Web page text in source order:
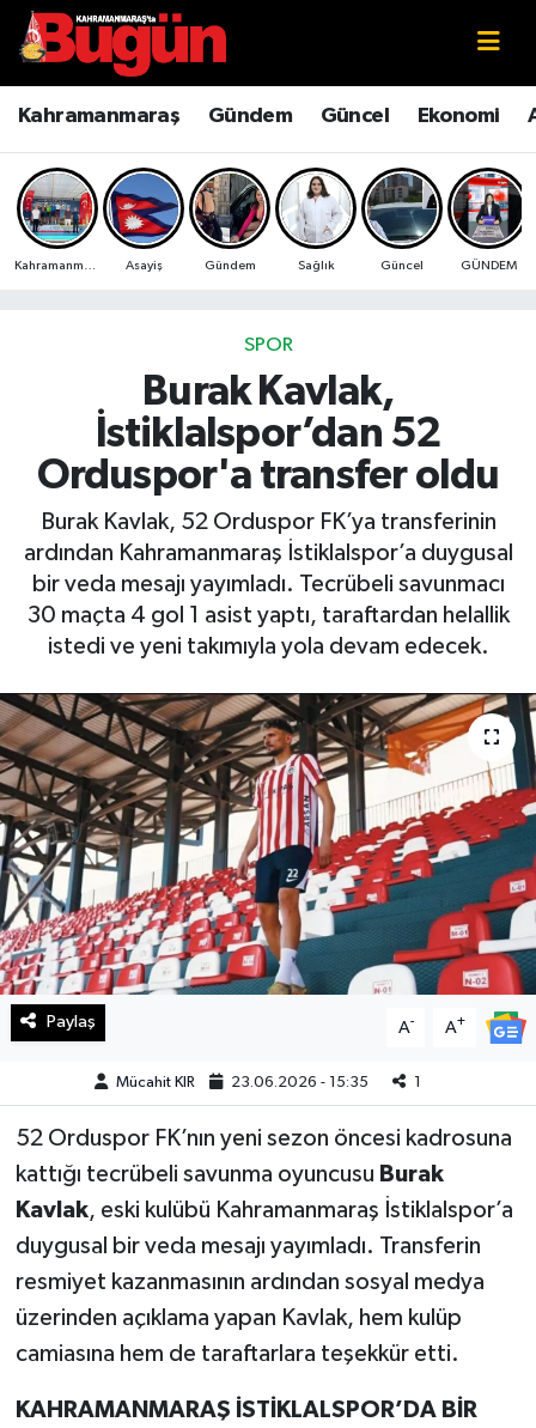
Kahramanmaraş Gündem Güncel Ekonomi
Asayiş Gündem Sağlık Güncel GÜNDEM
SPOR
Burak Kavlak,
İstiklalspor’dan 52
Orduspor'a transfer oldu
Burak Kavlak, 52 Orduspor FK’ya transferinin
ardından Kahramanmaraş İstiklalspor’a duygusal
bir veda mesajı yayımladı. Tecrübeli savunmacı
30 maçta 4 gol 1 asist yaptı, taraftardan helallik
istedi ve yeni takımıyla yola devam edecek.
Paylaş A- A+
Mücahit KIR 23.06.2026 - 15:35 1
52 Orduspor FK’nın yeni sezon öncesi kadrosuna
kattığı tecrübeli savunma oyuncusu Burak
Kavlak, eski kulübü Kahramanmaraş İstiklalspor’a
duygusal bir veda mesajı yayımladı. Transferin
resmiyet kazanmasının ardından sosyal medya
üzerinden açıklama yapan Kavlak, hem kulüp
camiasına hem de taraftarlara teşekkür etti.
KAHRAMANMARAŞ İSTİKLALSPOR’DA BİR
Kahramanmaraş
Kahramanmaraş Sokak Röportajları
Bilim ve Teknoloji
Çevre
Ekonomi
Genel
Güncel
Haberde İnsan
Kültür Sanat
Magazin
Manşet Altı
Manşetler
Resmi İlan
Sağlık
Spor
Teknoloji
Yaşam
KAHRAMANMARAŞ
Kahramanmaraş Nöbetçi Eczaneler
Kahramanmaraş Hava Durumu
Kahramanmaraş Namaz Vakitleri
Kahramanmaraş Trafik Yoğunluk Haritası
Süper Lig Puan Durumu ve Fikstür
Tüm Manşetler
Son Dakika Haberleri
Haber Arşivi